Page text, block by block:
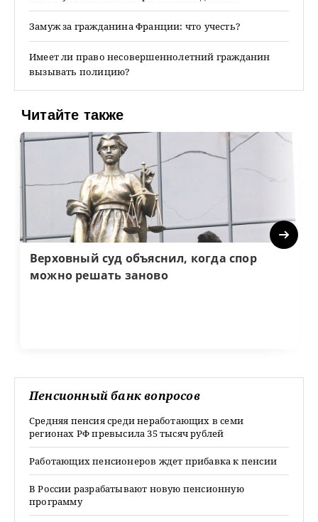
Замуж за гражданина Франции: что учесть?
Имеет ли право несовершеннолетний гражданин
вызывать полицию?
Читайте также
Верховный суд объяснил, когда спор
можно решать заново
Next
Пенсионный банк вопросов
Средняя пенсия среди неработающих в семи
регионах РФ превысила 35 тысяч рублей
Работающих пенсионеров ждет прибавка к пенсии
В России разрабатывают новую пенсионную
программу